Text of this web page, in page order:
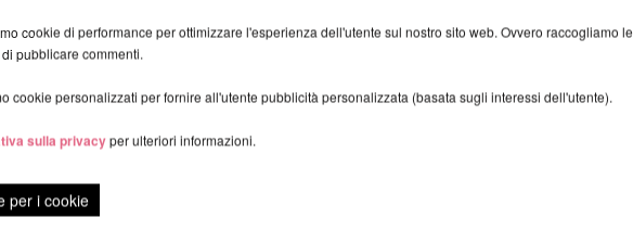
cookie di performance per ottimizzare l'esperienza dell'utente sul nostro sito web. Ovvero raccogliamo le
pubblicare commenti.
cookie personalizzati per fornire all'utente pubblicità personalizzata (basata sugli interessi dell'utente).
sulla privacy per ulteriori informazioni.
per i cookie